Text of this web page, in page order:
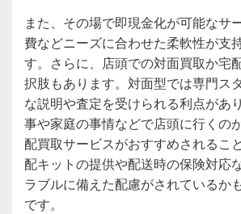
また、その場で即現金化が可能なサ
費などニーズに合わせた柔軟性が支
す。さらに、店頭での対面買取か宅
択肢もあります。対面型では専門ス
な説明や査定を受けられる利点があ
事や家庭の事情などで店頭に行くの
配買取サービスがおすすめされるこ
配キットの提供や配送時の保険対応
ラブルに備えた配慮がされているか
です。